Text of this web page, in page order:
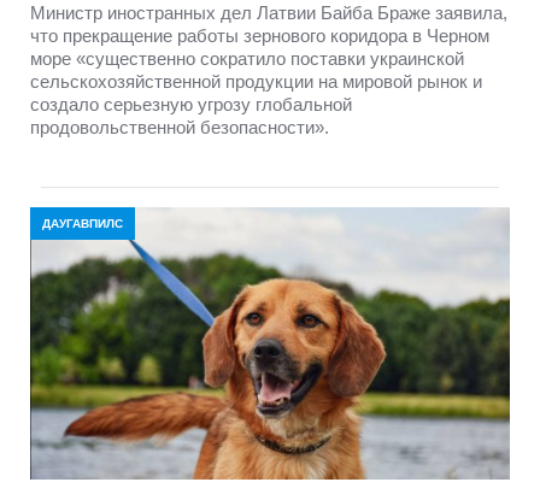
Министр иностранных дел Латвии Байба Браже заявила,
что прекращение работы зернового коридора в Черном
море «существенно сократило поставки украинской
сельскохозяйственной продукции на мировой рынок и
создало серьезную угрозу глобальной
продовольственной безопасности».
ДАУГАВПИЛС